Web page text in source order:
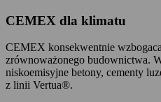
CEMEX dla klimatu
CEMEX konsekwentnie
zrównoważonego budownictwa.
niskoemisyjne betony, cementy
z linii Vertua®.